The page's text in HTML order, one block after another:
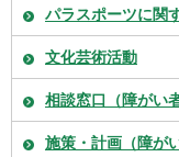
パラスポーツに関
文化芸術活動
相談窓口（障がい
施策・計画（障が